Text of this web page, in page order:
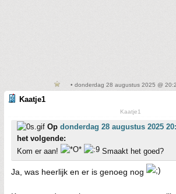
• donderdag 28 augustus 2025 @
Kaatje1
Kaatje1
Op donderdag 28 augustus 2025
het volgende:
Kom er aan!
Smaakt het goed?
Ja, was heerlijk en er is genoeg nog